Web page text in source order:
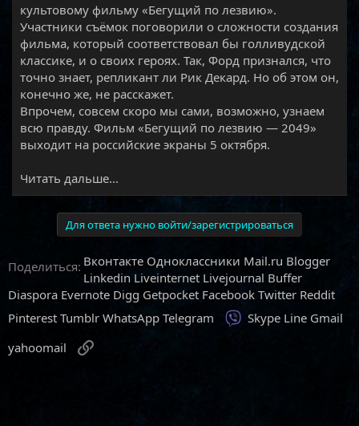
культовому фильму «Бегущий по лезвию».
Участники съёмок поговорили о сложности создания
фильма, который соответствовал бы голливудской
классике, и о своих героях. Так, Форд признался, что
точно знает, репликант ли Рик Декард. Но об этом он,
конечно же, не расскажет.
Впрочем, совсем скоро мы сами, возможно, узнаем
всю правду. Фильм «Бегущий по лезвию — 2049»
выходит на российские экраны 5 октября.​
Читать дальше...
Для ответа нужно войти/зарегистрироваться
Поделиться: Вконтакте Одноклассники Mail.ru Blogger
Linkedin Liveinternet Livejournal Buffer
Diaspora Evernote Digg Getpocket Facebook Twitter Reddit
Pinterest Tumblr WhatsApp Telegram Viber
Skype Line Gmail
yahoomail